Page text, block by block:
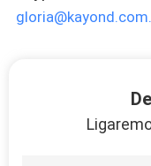
CITAÇÕES